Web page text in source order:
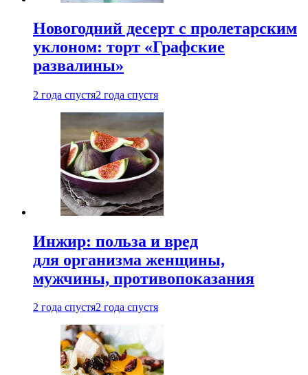
Новогодний десерт с пролетарским
уклоном: торт «Графские
развалины»
2 года спустя2 года спустя
Инжир: польза и вред
для организма женщины,
мужчины, противопоказания
2 года спустя2 года спустя